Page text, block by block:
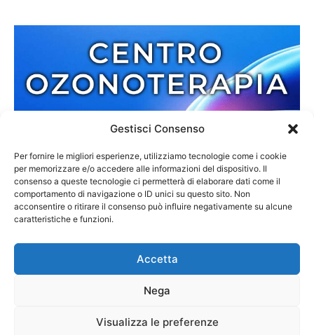
Gestisci Consenso
Per fornire le migliori esperienze, utilizziamo tecnologie come i cookie
per memorizzare e/o accedere alle informazioni del dispositivo. Il
consenso a queste tecnologie ci permetterà di elaborare dati come il
comportamento di navigazione o ID unici su questo sito. Non
acconsentire o ritirare il consenso può influire negativamente su alcune
caratteristiche e funzioni.
Accetta
Nega
Visualizza le preferenze
Contatti Cookie Policy Privacy Policy